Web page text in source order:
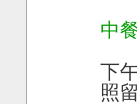
中
下
照